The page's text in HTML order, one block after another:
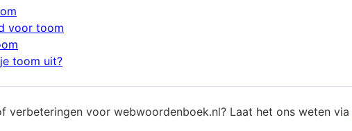
voor toom
toom uit?
verbeteringen voor webwoordenboek.nl? Laat het ons weten via